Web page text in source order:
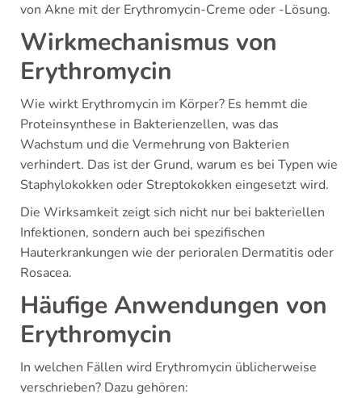
von Akne mit der Erythromycin-Creme oder -Lösung.
Wirkmechanismus von
Erythromycin
Wie wirkt Erythromycin im Körper? Es hemmt die
Proteinsynthese in Bakterienzellen, was das
Wachstum und die Vermehrung von Bakterien
verhindert. Das ist der Grund, warum es bei Typen wie
Staphylokokken oder Streptokokken eingesetzt wird.
Die Wirksamkeit zeigt sich nicht nur bei bakteriellen
Infektionen, sondern auch bei spezifischen
Hauterkrankungen wie der perioralen Dermatitis oder
Rosacea.
Häufige Anwendungen von
Erythromycin
In welchen Fällen wird Erythromycin üblicherweise
verschrieben? Dazu gehören: